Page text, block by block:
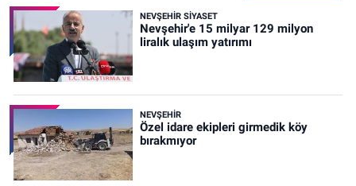
NEVŞEHIR SIYASET
Nevşehir'e 15 milyar 129 milyon
liralık ulaşım yatırımı
NEVŞEHIR
Özel idare ekipleri girmedik köy
bırakmıyor